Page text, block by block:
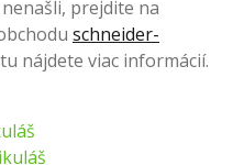
prejdite na
schneider-
nájdete viac informácií.